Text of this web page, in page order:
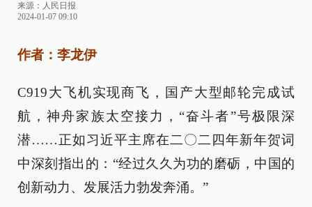
来源： 人民日报
2024-01-07 09:10
作者：李龙伊
C919大飞机实现商飞，国产大型邮轮完成试
航，神舟家族太空接力，“奋斗者”号极限深
潜……正如习近平主席在二〇二四年新年贺词
中深刻指出的：“经过久久为功的磨砺，中国的
创新动力、发展活力勃发奔涌。”